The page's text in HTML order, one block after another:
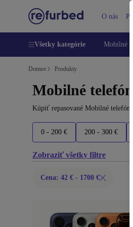
O nás
Všetky kategórie Mobilné
Domov Produkty
Mobilné
Kúpiť repasované Mobilné
0 - 200 € 200 - 300 €
Zobraziť všetky filtre
Cena: 42 € - 1700 €